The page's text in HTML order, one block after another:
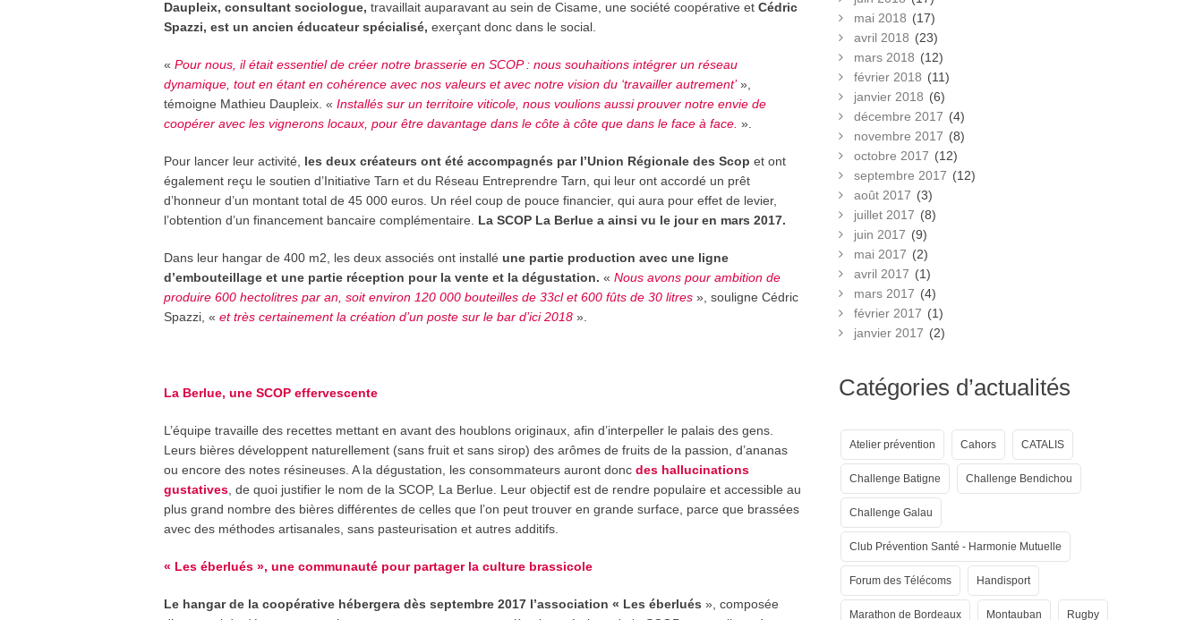
Daupleix, consultant sociologue, travaillait auparavant au sein de Cisame, une société coopérative et Cédric
Spazzi, est un ancien éducateur spécialisé, exerçant donc dans le social.
« Pour nous, il était essentiel de créer notre brasserie en SCOP : nous souhaitions intégrer un réseau
dynamique, tout en étant en cohérence avec nos valeurs et avec notre vision du ‘travailler autrement’ »,
témoigne Mathieu Daupleix. « Installés sur un territoire viticole, nous voulions aussi prouver notre envie de
coopérer avec les vignerons locaux, pour être davantage dans le côte à côte que dans le face à face. ».
Pour lancer leur activité, les deux créateurs ont été accompagnés par l’Union Régionale des Scop et ont
également reçu le soutien d’Initiative Tarn et du Réseau Entreprendre Tarn, qui leur ont accordé un prêt
d’honneur d’un montant total de 45 000 euros. Un réel coup de pouce financier, qui aura pour effet de levier,
l’obtention d’un financement bancaire complémentaire. La SCOP La Berlue a ainsi vu le jour en mars 2017.
Dans leur hangar de 400 m2, les deux associés ont installé une partie production avec une ligne
d’embouteillage et une partie réception pour la vente et la dégustation. « Nous avons pour ambition de
produire 600 hectolitres par an, soit environ 120 000 bouteilles de 33cl et 600 fûts de 30 litres », souligne Cédric
Spazzi, « et très certainement la création d’un poste sur le bar d’ici 2018 ».
La Berlue, une SCOP effervescente
L’équipe travaille des recettes mettant en avant des houblons originaux, afin d’interpeller le palais des gens.
Leurs bières développent naturellement (sans fruit et sans sirop) des arômes de fruits de la passion, d’ananas
ou encore des notes résineuses. A la dégustation, les consommateurs auront donc des hallucinations
gustatives , de quoi justifier le nom de la SCOP, La Berlue. Leur objectif est de rendre populaire et accessible au
plus grand nombre des bières différentes de celles que l’on peut trouver en grande surface, parce que brassées
avec des méthodes artisanales, sans pasteurisation et autres additifs.
« Les éberlués », une communauté pour partager la culture brassicole
Le hangar de la coopérative hébergera dès septembre 2017 l’association « Les éberlués », composée
mai 2018 (17)
avril 2018 (23)
mars 2018 (12)
février 2018 (11)
janvier 2018 (6)
décembre 2017 (4)
novembre 2017 (8)
octobre 2017 (12)
septembre 2017 (12)
août 2017 (3)
juillet 2017 (8)
juin 2017 (9)
mai 2017 (2)
avril 2017 (1)
mars 2017 (4)
février 2017 (1)
janvier 2017 (2)
Catégories d’actualités
Atelier prévention Cahors CATALIS
Challenge Batigne Challenge Bendichou
Challenge Galau
Club Prévention Santé - Harmonie Mutuelle
Forum des Télécoms Handisport
Marathon de Bordeaux Montauban Rugby